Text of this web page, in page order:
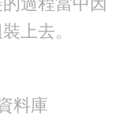
上去。
料庫